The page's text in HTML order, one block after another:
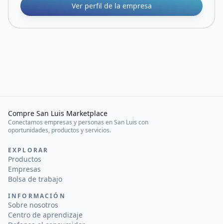
Ver perfil de la empresa
Compre San Luis Marketplace
Conectamos empresas y personas en San Luis con
oportunidades, productos y servicios.
EXPLORAR
Productos
Empresas
Bolsa de trabajo
INFORMACIÓN
Sobre nosotros
Centro de aprendizaje